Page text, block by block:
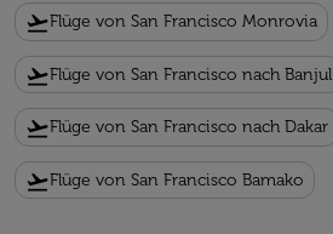
flight_takeoffFlüge von San Francisco Monrovia
flight_takeoffFlüge von San Francisco nach Banjul
flight_takeoffFlüge von San Francisco nach Dakar
flight_takeoffFlüge von San Francisco Bamako